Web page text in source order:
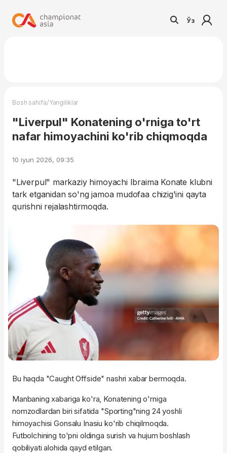
Ўз
Bosh sahifa/Yangiliklar
"Liverpul" Konatening o'rniga to'rt
nafar himoyachini ko'rib chiqmoqda
10 iyun 2026, 09:35
"Liverpul" markaziy himoyachi Ibraima Konate klubni
tark etganidan so'ng jamoa mudofaa chizig'ini qayta
qurishni rejalashtirmoqda.
Bu haqda "Caught Offside" nashri xabar bermoqda.
Manbaning xabariga ko'ra, Konatening o'rniga
nomzodlardan biri sifatida "Sporting"ning 24 yoshli
himoyachisi Gonsalu Inasiu ko'rib chiqilmoqda.
Futbolchining to'pni oldinga surish va hujum boshlash
qobiliyati alohida qayd etilgan.